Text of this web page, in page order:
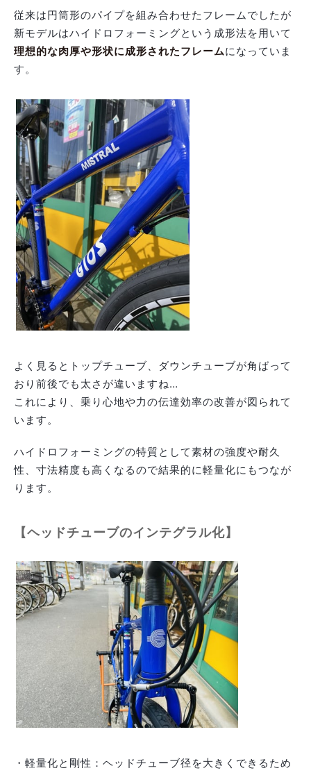
従来は円筒形のパイプを組み合わせたフレームでしたが
新モデルはハイドロフォーミングという成形法を用いて
理想的な肉厚や形状に成形されたフレームになっていま
す。
よく見るとトップチューブ、ダウンチューブが角ばって
おり前後でも太さが違いますね…
これにより、乗り心地や力の伝達効率の改善が図られて
います。
ハイドロフォーミングの特質として素材の強度や耐久
性、寸法精度も高くなるので結果的に軽量化にもつなが
ります。
【ヘッドチューブのインテグラル化】
・軽量化と剛性：ヘッドチューブ径を大きくできるため